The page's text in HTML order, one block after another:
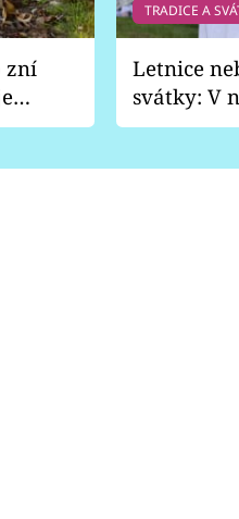
zní
TRADICE A
Letnice
svátky: V
pondělí